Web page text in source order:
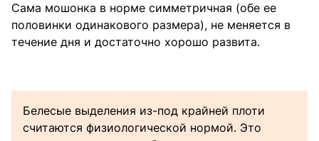
Сама мошонка в норме симметричная (обе ее
половинки одинакового размера), не меняется в
течение дня и достаточно хорошо развита.
Белесые выделения из-под крайней плоти
считаются физиологической нормой. Это